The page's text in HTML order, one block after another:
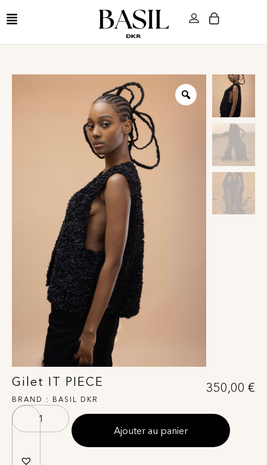
Gilet IT PIECE 350,00 €
BRAND : BASIL DKR
Ajouter au panier